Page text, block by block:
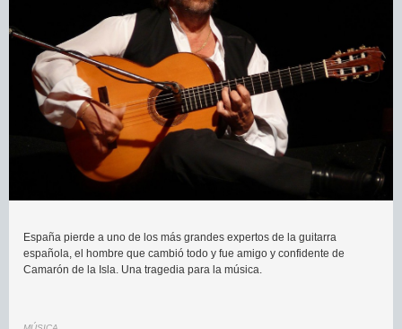
España pierde a uno de los más grandes expertos de la guitarra
española, el hombre que cambió todo y fue amigo y confidente de
Camarón de la Isla. Una tragedia para la música.